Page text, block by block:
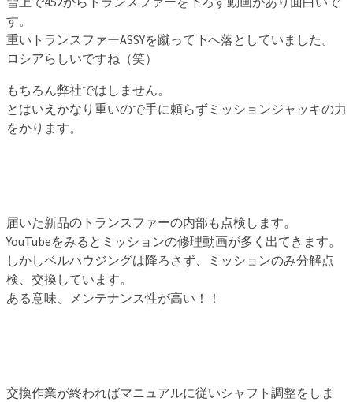
す。
重いトランスファーASSYを蹴って下へ落としていました。
ロシアらしいですね（笑）
もちろん弊社ではしません。
とはいえかなり重いので手に頼らずミッションジャッキの力
をかります。
届いた新品のトランスファーの内部も点検します。
YouTubeをみるとミッションの修理動画が多く出てきます。
しかしベルハウジングは降ろさず、ミッションのみ分解点
検、交換しています。
ある意味、メンテナンス性が高い！！
交換作業が終わればマニュアルに従いシャフト調整をしま